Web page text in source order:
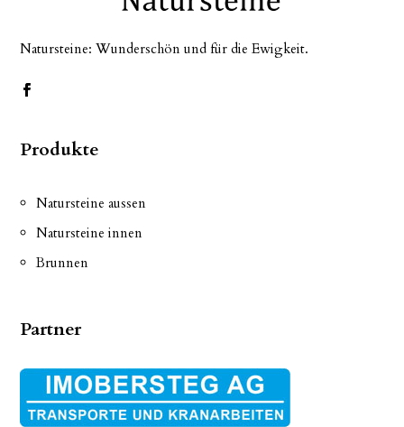
Natursteine: Wunderschön und für die Ewigkeit.
Produkte
Natursteine aussen
Natursteine innen
Brunnen
Partner